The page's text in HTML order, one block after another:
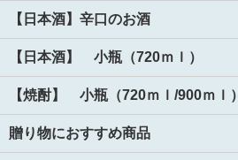
【日本酒】辛口のお酒
【日本酒】 小瓶（720ｍｌ）
【焼酎】 小瓶（720ｍｌ/900ｍｌ）
贈り物におすすめ商品